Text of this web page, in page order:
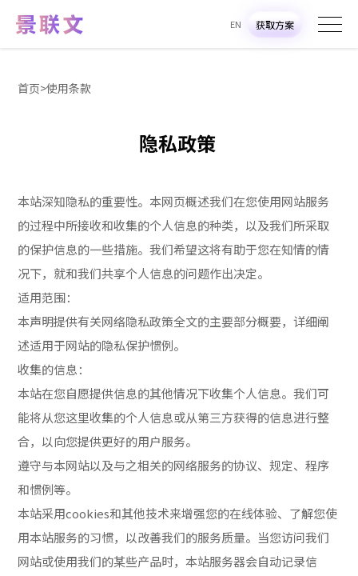
EN 获取方案
首页>使用条款
隐私政策
本站深知隐私的重要性。本网页概述我们在您使用网站服务
的过程中所接收和收集的个人信息的种类，以及我们所采取
的保护信息的一些措施。我们希望这将有助于您在知情的情
况下，就和我们共享个人信息的问题作出决定。
适用范围：
本声明提供有关网络隐私政策全文的主要部分概要，详细阐
述适用于网站的隐私保护惯例。
收集的信息：
本站在您自愿提供信息的其他情况下收集个人信息。我们可
能将从您这里收集的个人信息或从第三方获得的信息进行整
合，以向您提供更好的用户服务。
遵守与本网站以及与之相关的网络服务的协议、规定、程序
和惯例等。
本站采用cookies和其他技术来增强您的在线体验、了解您使
用本站服务的习惯，以改善我们的服务质量。当您访问我们
网站或使用我们的某些产品时，本站服务器会自动记录信